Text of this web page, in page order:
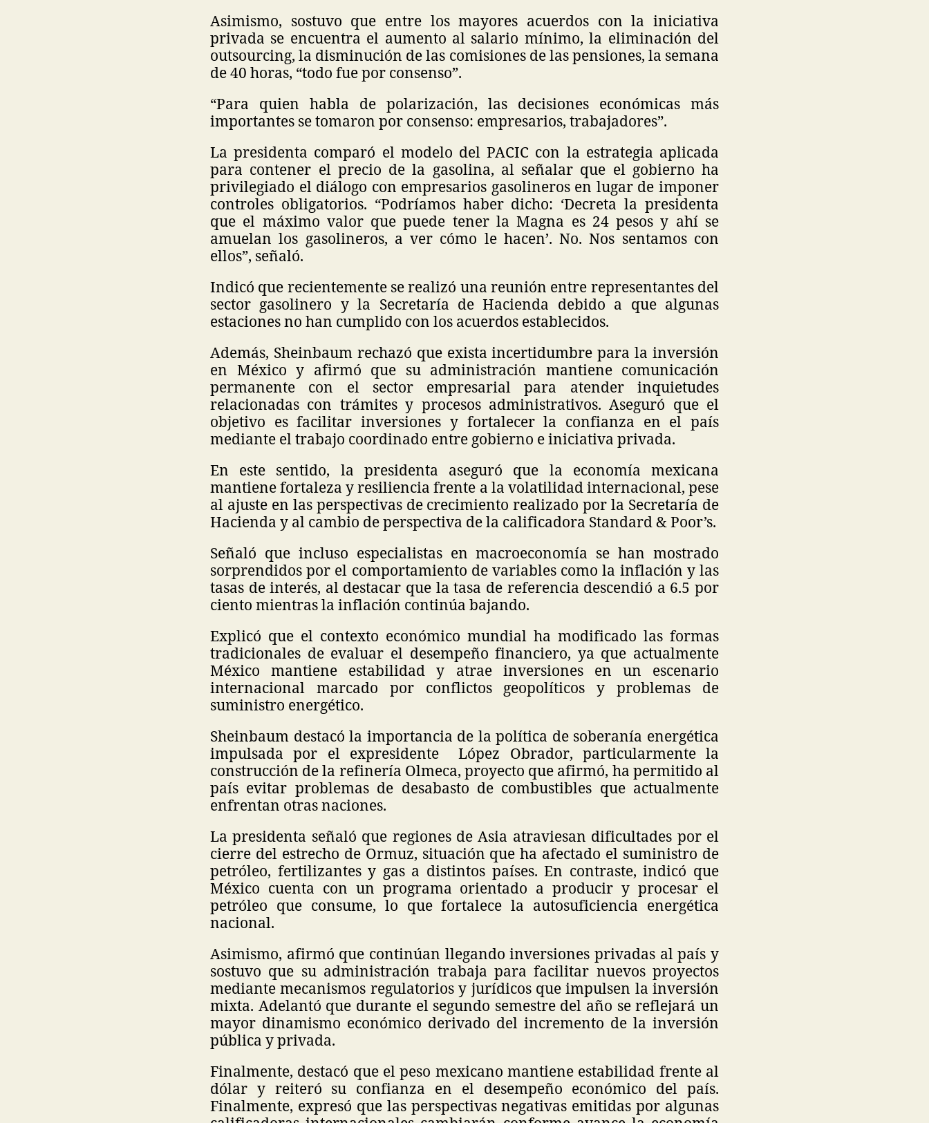
Asimismo, sostuvo que entre los mayores acuerdos con la iniciativa
privada se encuentra el aumento al salario mínimo, la eliminación del
outsourcing, la disminución de las comisiones de las pensiones, la semana
de 40 horas, “todo fue por consenso”.
“Para quien habla de polarización, las decisiones económicas más
importantes se tomaron por consenso: empresarios, trabajadores”.
La presidenta comparó el modelo del PACIC con la estrategia aplicada
para contener el precio de la gasolina, al señalar que el gobierno ha
privilegiado el diálogo con empresarios gasolineros en lugar de imponer
controles obligatorios. “Podríamos haber dicho: ‘Decreta la presidenta
que el máximo valor que puede tener la Magna es 24 pesos y ahí se
amuelan los gasolineros, a ver cómo le hacen’. No. Nos sentamos con
ellos”, señaló.
Indicó que recientemente se realizó una reunión entre representantes del
sector gasolinero y la Secretaría de Hacienda debido a que algunas
estaciones no han cumplido con los acuerdos establecidos.
Además, Sheinbaum rechazó que exista incertidumbre para la inversión
en México y afirmó que su administración mantiene comunicación
permanente con el sector empresarial para atender inquietudes
relacionadas con trámites y procesos administrativos. Aseguró que el
objetivo es facilitar inversiones y fortalecer la confianza en el país
mediante el trabajo coordinado entre gobierno e iniciativa privada.
En este sentido, la presidenta aseguró que la economía mexicana
mantiene fortaleza y resiliencia frente a la volatilidad internacional, pese
al ajuste en las perspectivas de crecimiento realizado por la Secretaría de
Hacienda y al cambio de perspectiva de la calificadora Standard & Poor’s.
Señaló que incluso especialistas en macroeconomía se han mostrado
sorprendidos por el comportamiento de variables como la inflación y las
tasas de interés, al destacar que la tasa de referencia descendió a 6.5 por
ciento mientras la inflación continúa bajando.
Explicó que el contexto económico mundial ha modificado las formas
tradicionales de evaluar el desempeño financiero, ya que actualmente
México mantiene estabilidad y atrae inversiones en un escenario
internacional marcado por conflictos geopolíticos y problemas de
suministro energético.
Sheinbaum destacó la importancia de la política de soberanía energética
impulsada por el expresidente López Obrador, particularmente la
construcción de la refinería Olmeca, proyecto que afirmó, ha permitido al
país evitar problemas de desabasto de combustibles que actualmente
enfrentan otras naciones.
La presidenta señaló que regiones de Asia atraviesan dificultades por el
cierre del estrecho de Ormuz, situación que ha afectado el suministro de
petróleo, fertilizantes y gas a distintos países. En contraste, indicó que
México cuenta con un programa orientado a producir y procesar el
petróleo que consume, lo que fortalece la autosuficiencia energética
nacional.
Asimismo, afirmó que continúan llegando inversiones privadas al país y
sostuvo que su administración trabaja para facilitar nuevos proyectos
mediante mecanismos regulatorios y jurídicos que impulsen la inversión
mixta. Adelantó que durante el segundo semestre del año se reflejará un
mayor dinamismo económico derivado del incremento de la inversión
pública y privada.
Finalmente, destacó que el peso mexicano mantiene estabilidad frente al
dólar y reiteró su confianza en el desempeño económico del país.
Finalmente, expresó que las perspectivas negativas emitidas por algunas